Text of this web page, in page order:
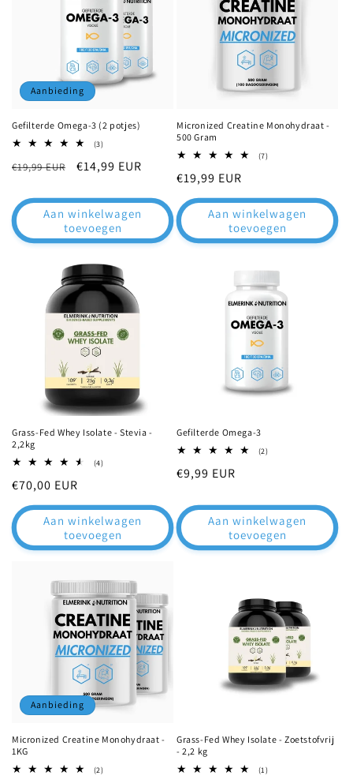
e
:
Aanbieding
Gefilterde Omega-3 (2 potjes)
(3)3
aantal
Normale
€19,99 EUR Aanbiedingsprijs
€14,99 EUR
Aan winkelwagen
toevoegen
Micronized Creatine Monohydraat -
500 Gram
(7)7
Normale
prijs
€19,99 EUR
Aan winkelwagen
toevoegen
Grass-Fed Whey Isolate - Stevia -
2,2kg
(4)4
Normale
prijs
€70,00 EUR
Aan winkelwagen
toevoegen
Gefilterde Omega-3
(2)2
Normale
€9,99 EUR
Aan winkelwagen
toevoegen
Aanbieding
Micronized Creatine Monohydraat -
1KG
(2)2
Grass-Fed Whey Isolate - Zoetstofvrij
- 2,2 kg
(1)1